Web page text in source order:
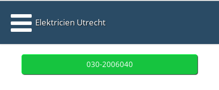
Elektricien Utrecht
030-2006040